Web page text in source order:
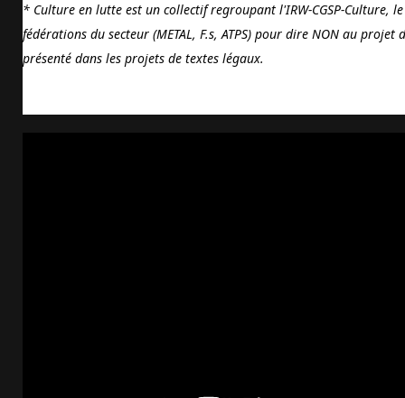
* Culture en lutte est un collectif regroupant l'IRW-CGSP-Culture, le
fédérations du secteur (METAL, F.s, ATPS) pour dire NON au
présenté dans les projets de textes légaux.